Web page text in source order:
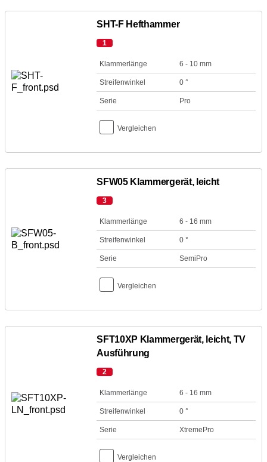
SHT-F Hefthammer
1
Klammerlänge 6 - 10 mm
Streifenwinkel 0 °
Serie Pro
Vergleichen
SFW05 Klammergerät, leicht
3
Klammerlänge 6 - 16 mm
Streifenwinkel 0 °
Serie SemiPro
Vergleichen
SFT10XP Klammergerät, leicht, TV
Ausführung
2
Klammerlänge 6 - 16 mm
Streifenwinkel 0 °
Serie XtremePro
Vergleichen